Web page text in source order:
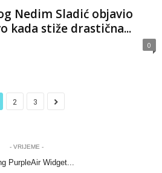
Nedim Sladić objavio
kada stiže drastična...
0
2 3
- VRIJEME -
PurpleAir Widget...